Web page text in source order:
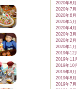
2020年8月
2020年7月
2020年6月
2020年5月
2020年4月
2020年3月
2020年2月
2020年1月
2019年12
2019年11
2019年10
2019年9月
2019年8月
2019年7月